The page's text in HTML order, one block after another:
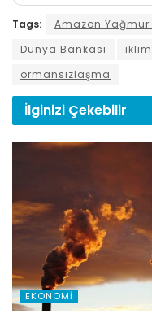
Tags: Amazon Yağmur
Dünya Bankası
ormansızlaşma
İlginizi Çekebilir
EKONOMI